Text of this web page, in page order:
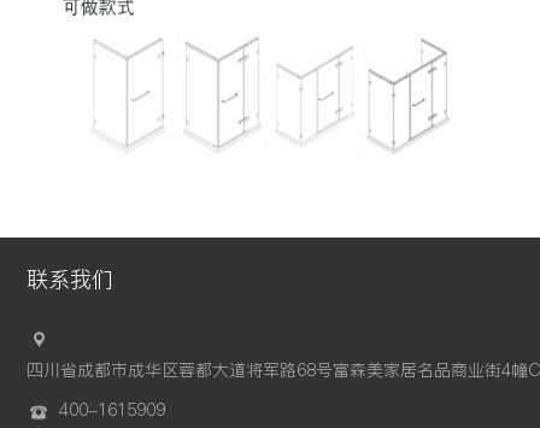
联系我们
四川省成都市成华区蓉都大道将军路68号富森美家居名品商业街4幢
400-1615909